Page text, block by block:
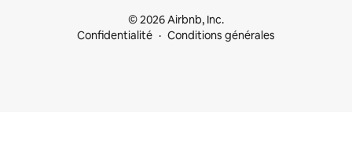
© 2026 Airbnb, Inc.
Confidentialité
Conditions générales